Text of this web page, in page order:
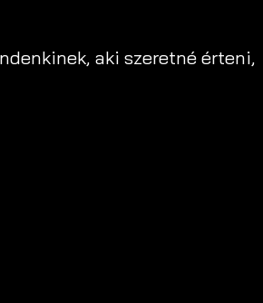
aki szeretné érteni,